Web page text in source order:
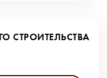
СТРОИТЕЛЬСТВА